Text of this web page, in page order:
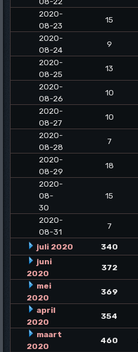
2020-
08-23
15
2020-
08-24
9
2020-
08-25
13
2020-
08-26
10
2020-
08-27
10
2020-
08-28
7
2020-
08-29
18
2020-
08-
30
15
2020-
08-31
7
juli 2020 340
juni
2020
372
mei
2020
369
april
2020
354
maart
2020
460